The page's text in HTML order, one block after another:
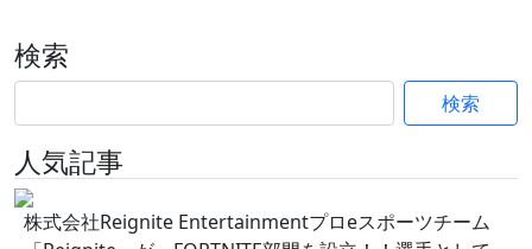
検索
検索
人気記事
株式会社Reignite Entertainmentプロeスポーツチーム